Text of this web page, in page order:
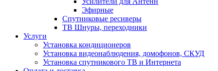
Эфирные
Спутниковые ресиверы
ТВ Шнуры, переходники
Услуги
Установка кондиционеров
Установка видеонаблюдения, домофонов, СКУД
Установка спутникового ТВ и Интернета